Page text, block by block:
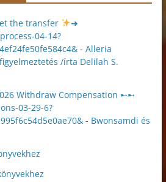
the transfer
➜
04-14?
- Alleria
/írta Delilah S.
Withdraw Compensation ➸➸
03-29-6?
- Bwonsamdi és